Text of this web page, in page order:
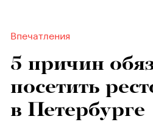
Впечатления
5 причин
посетить
в Петербурге